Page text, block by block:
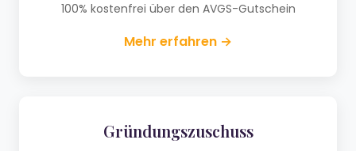
100% kostenfrei über den AVGS-Gutschein
Mehr erfahren →
Gründungszuschuss